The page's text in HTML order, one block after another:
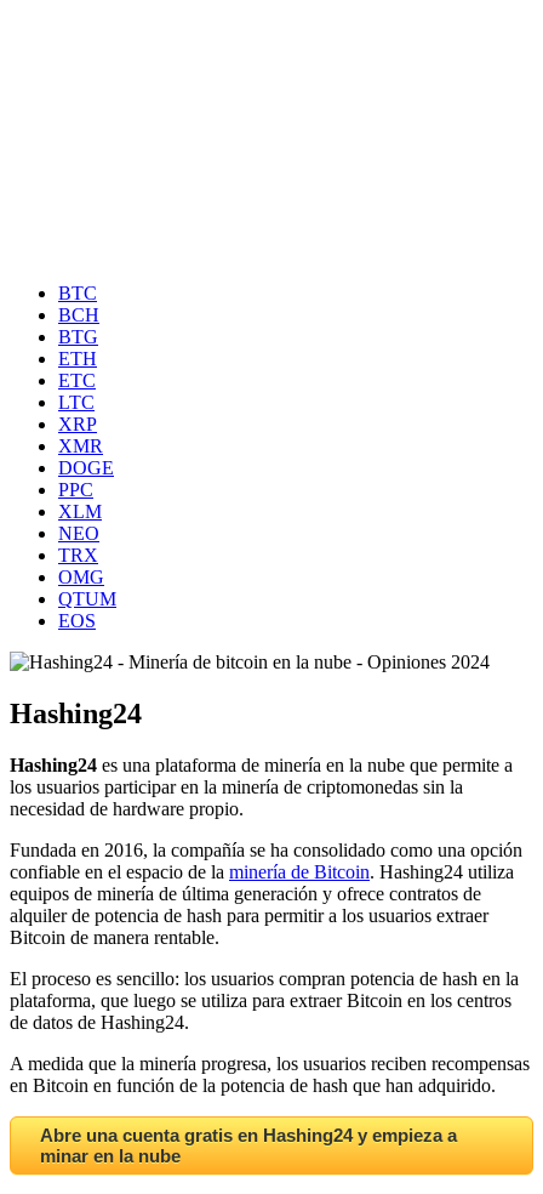
BTC
BCH
BTG
ETH
ETC
LTC
XRP
XMR
DOGE
PPC
XLM
NEO
TRX
OMG
QTUM
EOS
Hashing24
Hashing24 es una plataforma de minería en la nube que permite a
los usuarios participar en la minería de criptomonedas sin la
necesidad de hardware propio.
Fundada en 2016, la compañía se ha consolidado como una opción
confiable en el espacio de la minería de Bitcoin. Hashing24 utiliza
equipos de minería de última generación y ofrece contratos de
alquiler de potencia de hash para permitir a los usuarios extraer
Bitcoin de manera rentable.
El proceso es sencillo: los usuarios compran potencia de hash en la
plataforma, que luego se utiliza para extraer Bitcoin en los centros
de datos de Hashing24.
A medida que la minería progresa, los usuarios reciben recompensas
en Bitcoin en función de la potencia de hash que han adquirido.
Abre una cuenta gratis en Hashing24 y empieza a
minar en la nube